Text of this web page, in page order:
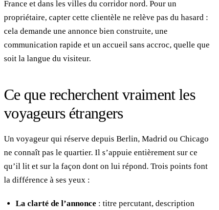
France et dans les villes du corridor nord. Pour un
propriétaire, capter cette clientèle ne relève pas du hasard :
cela demande une annonce bien construite, une
communication rapide et un accueil sans accroc, quelle que
soit la langue du visiteur.
Ce que recherchent vraiment les
voyageurs étrangers
Un voyageur qui réserve depuis Berlin, Madrid ou Chicago
ne connaît pas le quartier. Il s’appuie entièrement sur ce
qu’il lit et sur la façon dont on lui répond. Trois points font
la différence à ses yeux :
La clarté de l’annonce : titre percutant, description